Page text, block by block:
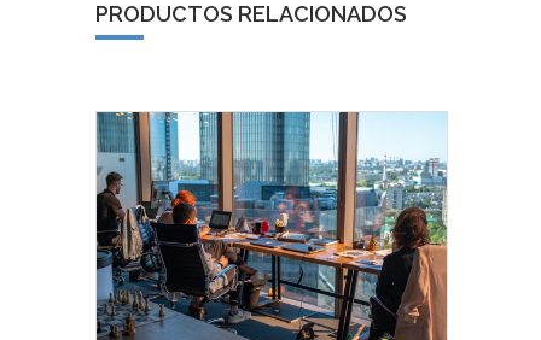
PRODUCTOS RELACIONADOS